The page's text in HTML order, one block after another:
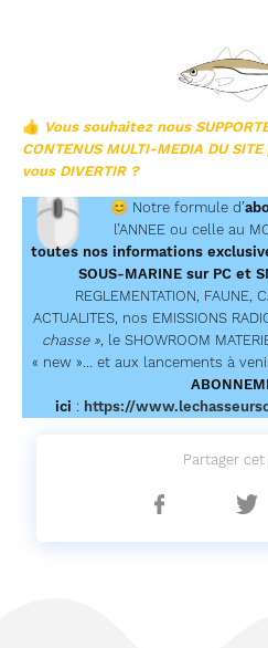
👍 Vous souhaitez nous
CONTENUS MULTI-MEDIA DU SITE
vous DIVERTIR ?
🖱 😊 Notre formule d’
l’ANNEE ou celle au
toutes nos informations
SOUS-MARINE sur PC et
REGLEMENTATION, FAUNE,
ACTUALITES, nos EMISSIONS
chasse », le SHOWROOM
« new »… et aux lancements à
ici : https://
Partager
Partager